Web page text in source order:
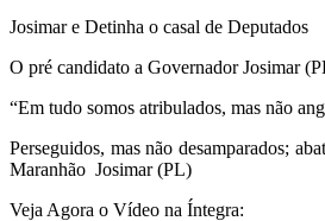
Josimar e Detinha o casal de Deputados
O pré candidato a Governador Josimar
“Em tudo somos atribulados, mas não
Perseguidos, mas não desamparados;
Maranhão Josimar (PL)
Veja Agora o Vídeo na Íntegra: